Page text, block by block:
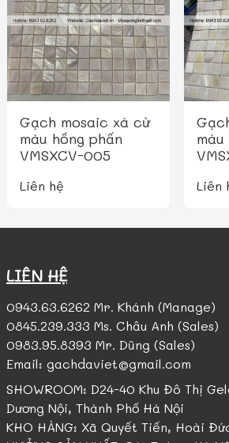
Gạch mosaic xà cừ
màu hồng phấn
VMSXCV-005
Liên hệ Liên
LIÊN HỆ
0943.63.6262 Mr. Khánh (Manage)
0845.239.333 Ms. Châu Anh (Sales)
0983.95.8393 Mr. Dũng (Sales)
Email: gachdaviet@gmail.com
SHOWROOM: D24-40 Khu Đô Thị
Dương Nội, Thành Phố Hà Nội
KHO HÀNG: Xã Quyết Tiến, Hoài